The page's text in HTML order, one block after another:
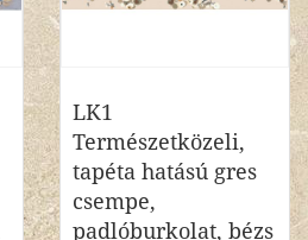
LK1
Természetközeli,
tapéta hatású gres
csempe,
padlóburkolat, bézs